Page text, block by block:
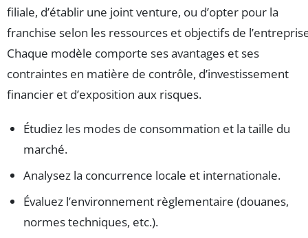
filiale, d’établir une joint venture, ou d’opter pour la
franchise selon les ressources et objectifs de
Chaque modèle comporte ses avantages et ses
contraintes en matière de contrôle, d’investissement
financier et d’exposition aux risques.
Étudiez les modes de consommation et la taille du
marché.
Analysez la concurrence locale et internationale.
Évaluez l’environnement règlementaire (douanes,
normes techniques, etc.).